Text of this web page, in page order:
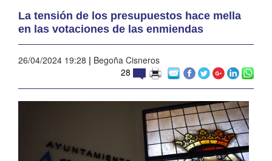
La tensión de los presupuestos hace mella
en las votaciones de las enmiendas
26/04/2024 19:28 | Begoña Cisneros
28